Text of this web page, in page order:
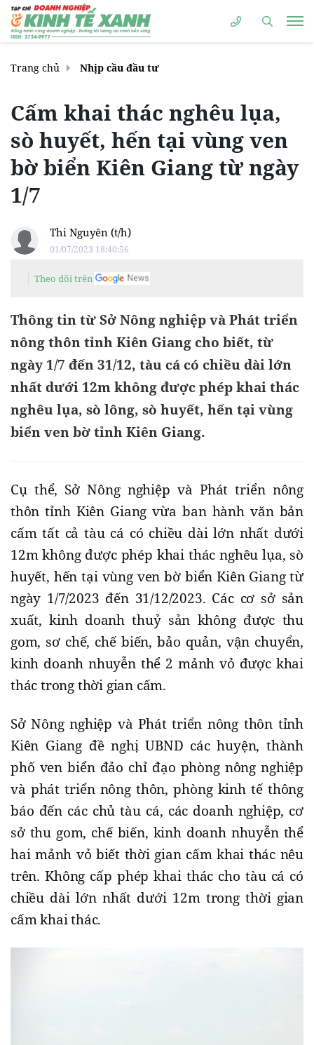
Trang chủ Nhịp cầu đầu tư
Cấm khai thác nghêu lụa,
sò huyết, hến tại vùng ven
bờ biển Kiên Giang từ ngày
1/7
Thi Nguyên (t/h)
01/07/2023 18:40:56
Theo dõi trên
Thông tin từ Sở Nông nghiệp và Phát triển
nông thôn tỉnh Kiên Giang cho biết, từ
ngày 1/7 đến 31/12, tàu cá có chiều dài lớn
nhất dưới 12m không được phép khai thác
nghêu lụa, sò lông, sò huyết, hến tại vùng
biển ven bờ tỉnh Kiên Giang.
Cụ thể, Sở Nông nghiệp và Phát triển nông
thôn tỉnh Kiên Giang vừa ban hành văn bản
cấm tất cả tàu cá có chiều dài lớn nhất dưới
12m không được phép khai thác nghêu lụa, sò
huyết, hến tại vùng ven bờ biển Kiên Giang từ
ngày 1/7/2023 đến 31/12/2023. Các cơ sở sản
xuất, kinh doanh thuỷ sản không được thu
gom, sơ chế, chế biến, bảo quản, vận chuyển,
kinh doanh nhuyễn thể 2 mảnh vỏ được khai
thác trong thời gian cấm.
Sở Nông nghiệp và Phát triển nông thôn tỉnh
Kiên Giang đề nghị UBND các huyện, thành
phố ven biển đảo chỉ đạo phòng nông nghiệp
và phát triển nông thôn, phòng kinh tế thông
báo đến các chủ tàu cá, các doanh nghiệp, cơ
sở thu gom, chế biến, kinh doanh nhuyễn thể
hai mảnh vỏ biết thời gian cấm khai thác nêu
trên. Không cấp phép khai thác cho tàu cá có
chiều dài lớn nhất dưới 12m trong thời gian
cấm khai thác.